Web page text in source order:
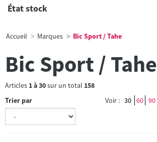
État stock
Accueil Marques Bic Sport / Tahe
Bic Sport / Tahe
Articles 1à30sur un total 158
Trier par
Voir : 30 60 90